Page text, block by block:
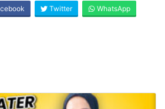
Twitter WhatsApp